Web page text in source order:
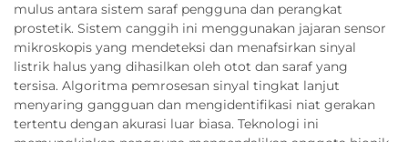
mulus antara sistem saraf pengguna dan perangkat
prostetik. Sistem canggih ini menggunakan jajaran sensor
mikroskopis yang mendeteksi dan menafsirkan sinyal
listrik halus yang dihasilkan oleh otot dan saraf yang
tersisa. Algoritma pemrosesan sinyal tingkat lanjut
menyaring gangguan dan mengidentifikasi niat gerakan
tertentu dengan akurasi luar biasa. Teknologi ini